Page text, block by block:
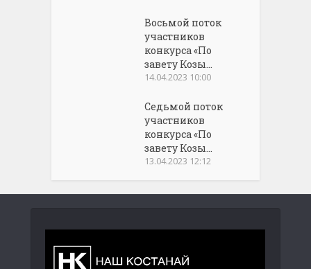
Восьмой поток
участников
конкурса «По
завету Козы...
14.04.2023 10:00
Седьмой поток
участников
конкурса «По
завету Козы...
13.04.2023 12:12